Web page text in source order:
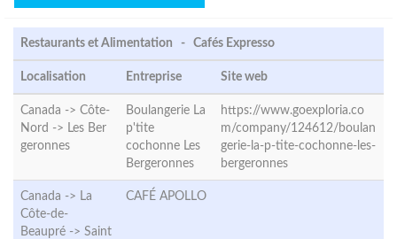
Restaurants et Alimentation - Cafés Expresso
Localisation Entreprise Site web
Canada -> Côte-
Nord -> Les Ber
geronnes
Boulangerie La
p'tite
cochonne Les
Bergeronnes
https://www.goexploria.co
m/company/124612/boulan
gerie-la-p-tite-cochonne-les-
bergeronnes
Canada -> La
Côte-de-
Beaupré -> Saint
CAFÉ APOLLO